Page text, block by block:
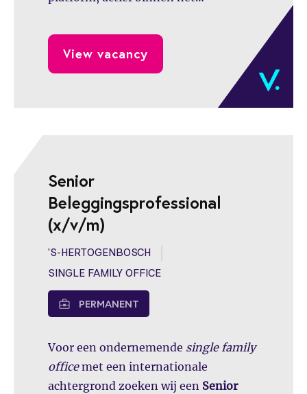
MT-lid in deze rol finance & BI naar de
volgende fase.
View vacancy
Senior
Beleggingsprofessional
(x/v/m)
'S-HERTOGENBOSCH
SINGLE FAMILY OFFICE
PERMANENT
Voor een ondernemende single family
officemet een internationale
achtergrond zoeken wij een Senior